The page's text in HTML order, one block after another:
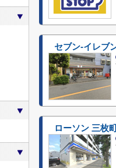
セブン-イレブ
ローソン 三枚